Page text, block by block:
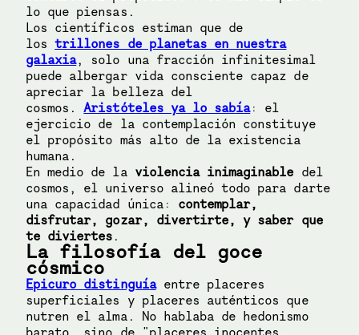
lo que piensas.
Los científicos estiman que de
lostrillones de planetas en nuestra
galaxia, solo una fracción infinitesimal
puede albergar vida consciente capaz de
apreciar la belleza del
cosmos.Aristóteles ya lo sabía: el
ejercicio de la contemplación constituye
el propósito más alto de la existencia
humana.
En medio de la violencia inimaginabledel
cosmos, el universo alineó todo para darte
una capacidad única: contemplar,
disfrutar, gozar, divertirte, y saber que
te diviertes .
La filosofía del goce
cósmico
Epicuro distinguíaentre placeres
superficiales y placeres auténticos que
nutren el alma. No hablaba de hedonismo
barato, sino de "placeres inocentes,